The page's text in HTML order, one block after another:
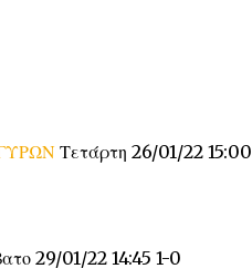
Τετάρτη 26/01/22 15:00
29/01/22 14:45 1-0